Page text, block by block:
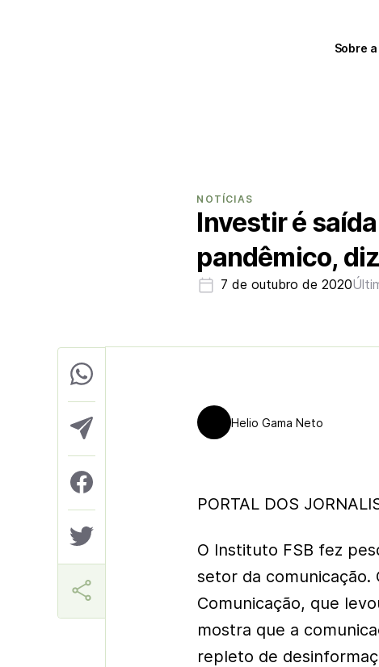
Sobre a
NOTÍCIAS
Investir é
pandêmico,
7 de outubro de 2020
Helio Gama Neto
PORTAL DOS
O Instituto FSB fez
setor da comunicação.
Comunicação, que
mostra que a
repleto de